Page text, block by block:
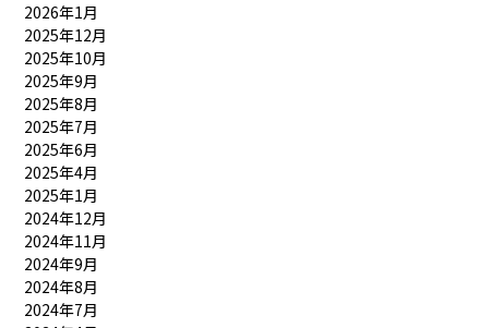
2026年1月
2025年12月
2025年10月
2025年9月
2025年8月
2025年7月
2025年6月
2025年4月
2025年1月
2024年12月
2024年11月
2024年9月
2024年8月
2024年7月